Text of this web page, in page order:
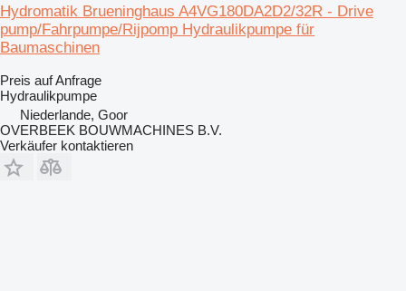
Hydromatik Brueninghaus A4VG180DA2D2/32R - Drive
pump/Fahrpumpe/Rijpomp Hydraulikpumpe für
Baumaschinen
Preis auf Anfrage
Hydraulikpumpe
Niederlande, Goor
OVERBEEK BOUWMACHINES B.V.
Verkäufer kontaktieren